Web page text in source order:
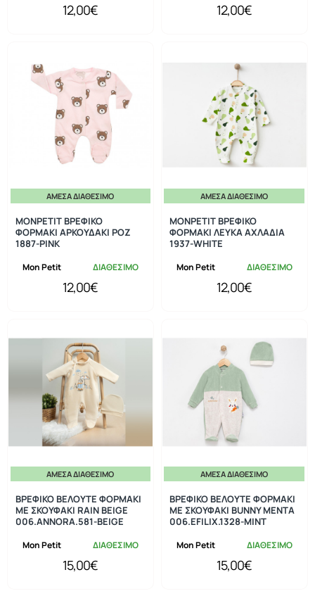
12,00€ 12,00€
ΆΜΕΣΑ ΔΙΑΘΈΣΙΜΟ
Mon Petit ΔΙΑΘΕΣΙΜΟ
MONPETIT ΒΡΕΦΙΚΟ
ΦΟΡΜΑΚΙ ΑΡΚΟΥΔΑΚΙ ΡΟΖ
1887-PINK
12,00€
ΆΜΕΣΑ ΔΙΑΘΈΣΙΜΟ
Mon Petit ΔΙΑΘΕΣΙΜΟ
MONPETIT ΒΡΕΦΙΚΟ
ΦΟΡΜΑΚΙ ΛΕΥΚΑ ΑΧΛΑΔΙΑ
1937-WHITE
12,00€
ΆΜΕΣΑ ΔΙΑΘΈΣΙΜΟ
Mon Petit ΔΙΑΘΕΣΙΜΟ
ΒΡΕΦΙΚΟ ΒΕΛΟΥΤΕ ΦΟΡΜΑΚΙ
ΜΕ ΣΚΟΥΦΑΚΙ RAIN BEIGE
006.ANNORA.581-BEIGE
15,00€
ΆΜΕΣΑ ΔΙΑΘΈΣΙΜΟ
Mon Petit ΔΙΑΘΕΣΙΜΟ
ΒΡΕΦΙΚΟ ΒΕΛΟΥΤΕ ΦΟΡΜΑΚΙ
ΜΕ ΣΚΟΥΦΑΚΙ BUNNY ΜΕΝΤΑ
006.EFILIX.1328-MINT
15,00€